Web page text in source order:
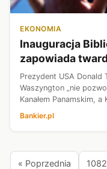
EKONOMIA
Inauguracja
zapowiada
Prezydent USA Donald
Waszyngton „nie
Kanałem Panamskim,
stronę". Trump
Pezydenckiej Theodor...
Bankier.pl
« Poprzednia 1082